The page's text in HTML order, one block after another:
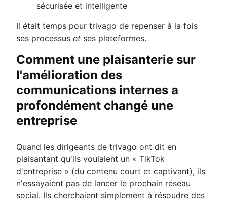
sécurisée et intelligente
Il était temps pour trivago de repenser à la fois
ses processus et ses plateformes.
Comment une plaisanterie sur
l'amélioration des
communications internes a
profondément changé une
entreprise
Quand les dirigeants de trivago ont dit en
plaisantant qu'ils voulaient un « TikTok
d'entreprise » (du contenu court et captivant), ils
n'essayaient pas de lancer le prochain réseau
social. Ils cherchaient simplement à résoudre des